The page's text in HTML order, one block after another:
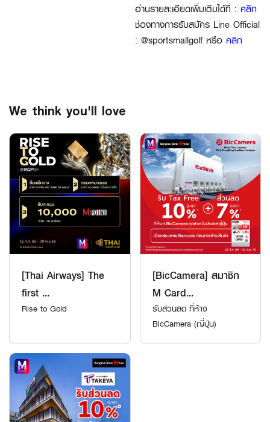
อ่านรายละเอียดเพิ่มเติมได้ที่ : คลิก
ช่องทางการรับสมัคร Line Official
: @sportsmallgolf หรือ คลิก
We think you'll love
[Thai Airways] The
first ...
Rise to Gold
[BicCamera] สมาชิก
M Card...
รับส่วนลด ที่ห้าง
BicCamera (ญี่ปุ่น)